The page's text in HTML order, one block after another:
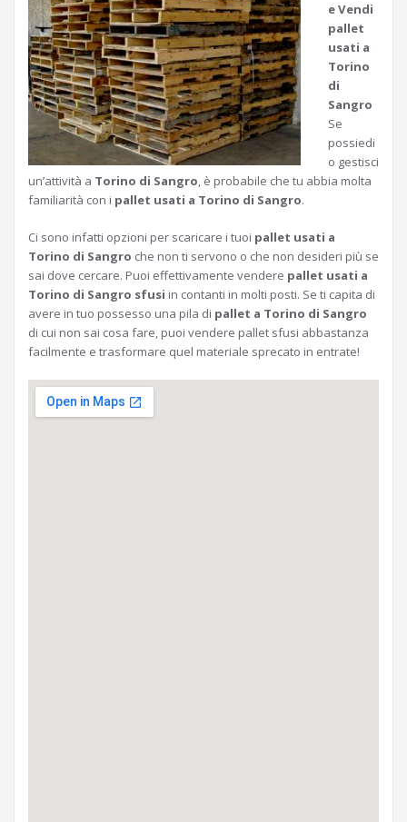
e Vendi
pallet
usati a
Torino
di
Sangro
Se
possiedi
o gestisci
un’attività a Torino di Sangro, è probabile che tu abbia molta
familiarità con i pallet usati a Torino di Sangro.
Ci sono infatti opzioni per scaricare i tuoi pallet usati a
Torino di Sangro che non ti servono o che non desideri più se
sai dove cercare. Puoi effettivamente vendere pallet usati a
Torino di Sangro sfusi in contanti in molti posti. Se ti capita di
avere in tuo possesso una pila di pallet a Torino di Sangro
di cui non sai cosa fare, puoi vendere pallet sfusi abbastanza
facilmente e trasformare quel materiale sprecato in entrate!